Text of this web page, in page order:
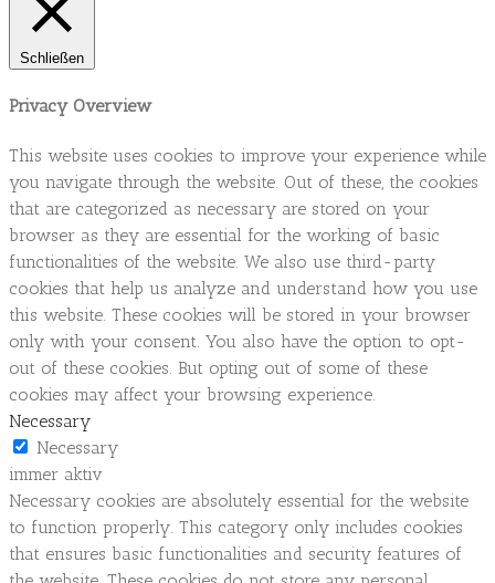
Schließen
Privacy Overview
This website uses cookies to improve your experience while
you navigate through the website. Out of these, the cookies
that are categorized as necessary are stored on your
browser as they are essential for the working of basic
functionalities of the website. We also use third-party
cookies that help us analyze and understand how you use
this website. These cookies will be stored in your browser
only with your consent. You also have the option to opt-
out of these cookies. But opting out of some of these
cookies may affect your browsing experience.
Necessary
Necessary
immer aktiv
Necessary cookies are absolutely essential for the website
to function properly. This category only includes cookies
that ensures basic functionalities and security features of